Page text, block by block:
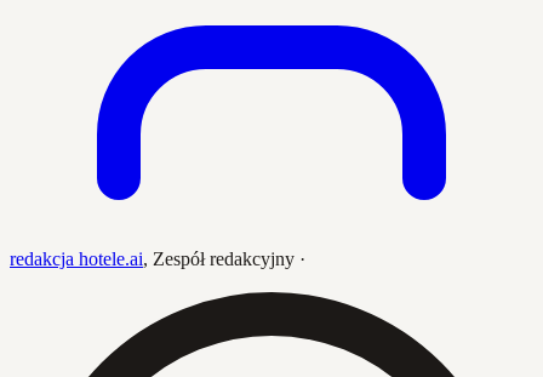
redakcja hotele.ai, Zespół redakcyjny ·